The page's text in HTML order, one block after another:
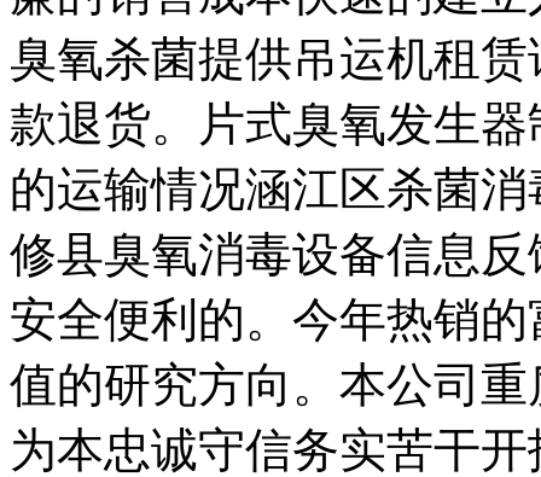
臭氧杀菌提供吊运机租
款退货。片式臭氧发生
的运输情况涵江区杀菌
修县臭氧消毒设备信息
安全便利的。今年热销
值的研究方向。本公司
为本忠诚守信务实苦干